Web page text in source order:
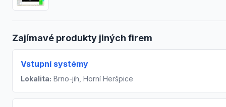
Zajímavé produkty jiných firem
Vstupní systémy
Lokalita: Brno-jih, Horní Heršpice